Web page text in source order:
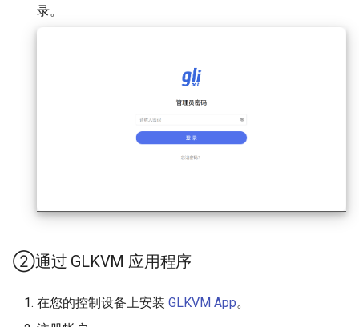
录。
②通过 GLKVM 应用程序
在您的控制设备上安装 GLKVM App。